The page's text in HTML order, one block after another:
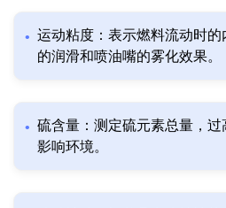
运动粘度：表示燃料流动时
的润滑和喷油嘴的雾化效果。
硫含量：测定硫元素总量，
影响环境。